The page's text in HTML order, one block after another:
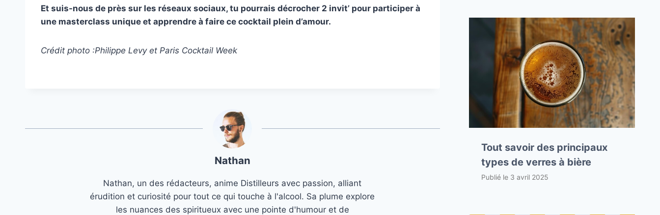
Et suis-nous de près sur les réseaux sociaux, tu pourrais décrocher 2 invit’ pour participer à
une masterclass unique et apprendre à faire ce cocktail plein d’amour.
Crédit photo :Philippe Levy et Paris Cocktail Week
Nathan
Nathan, un des rédacteurs, anime Distilleurs avec passion, alliant
érudition et curiosité pour tout ce qui touche à l'alcool. Sa plume explore
les nuances des spiritueux avec une pointe d'humour et de
Tout savoir des principaux
types de verres à bière
Publié le 3 avril 2025